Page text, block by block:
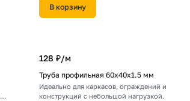
В корзину
128 ₽/м
Труба профильная 60х40х1.5 мм
Идеально для каркасов, ограждений и
конструкций с небольшой нагрузкой.